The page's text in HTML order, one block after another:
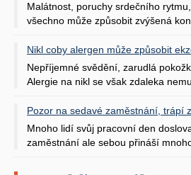
Malátnost, poruchy srdečního
všechno může způsobit zvýšená
Nikl coby alergen může způsobit
Nepříjemné svědění, zarudlá
Alergie na nikl se však zdaleka
Pozor na sedavé zaměstnání, trápí
Mnoho lidí svůj pracovní den
zaměstnání ale sebou přináší